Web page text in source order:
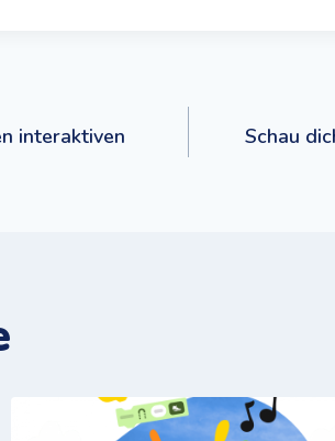
interaktiven
Schau